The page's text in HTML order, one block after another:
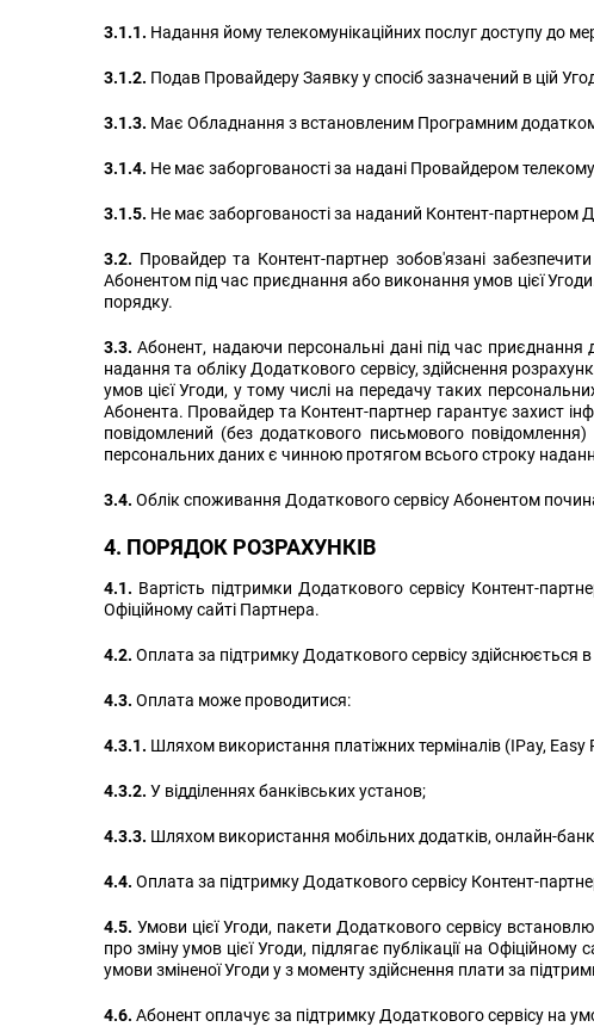
3.1.1. Надання йому телекомунікаційних послуг доступу до
3.1.2. Подав Провайдеру Заявку у спосіб зазначений в цій
3.1.3. Має Обладнання з встановленим Програмним
3.1.4. Не має заборгованості за надані Провайдером
3.1.5. Не має заборгованості за наданий Контент-партнером
3.2. Провайдер та Контент-партнер зобов'язані
Абонентом під час приєднання або виконання умов цієї
порядку.
3.3. Абонент, надаючи персональні дані під час приєднання
надання та обліку Додаткового сервісу, здійснення
умов цієї Угоди, у тому числі на передачу таких
Абонента. Провайдер та Контент-партнер гарантує захист
повідомлений (без додаткового письмового
персональних даних є чинною протягом всього строку
3.4. Облік споживання Додаткового сервісу Абонентом
4. ПОРЯДОК РОЗРАХУНКІВ
4.1. Вартість підтримки Додаткового сервісу Контент-
Офіційному сайті Партнера.
4.2. Оплата за підтримку Додаткового сервісу здійснюється
4.3. Оплата може проводитися:
4.3.1. Шляхом використання платіжних терміналів (IPay,
4.3.2. У відділеннях банківських установ;
4.3.3. Шляхом використання мобільних додатків, онлайн-
4.4. Оплата за підтримку Додаткового сервісу Контент-
4.5. Умови цієї Угоди, пакети Додаткового сервісу
про зміну умов цієї Угоди, підлягає публікації на
умови зміненої Угоди у з моменту здійснення плати за
4.6. Абонент оплачує за підтримку Додаткового сервісу на